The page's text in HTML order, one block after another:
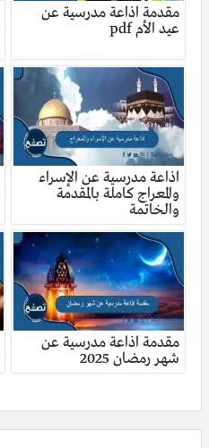
مقدمة اذاعة مدرسية عن
عيد الأم pdf
اذاعة مدرسية عن الإسراء
والمعراج كاملة بالمقدمة
والخاتمة
مقدمة اذاعة مدرسية عن
شهر رمضان 2025